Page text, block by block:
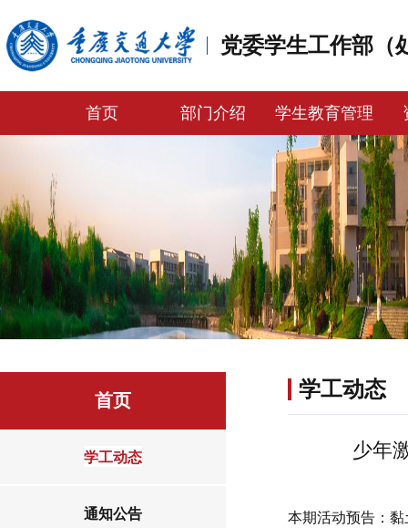
党委学生工作部（
首页 部门介绍 学生教育管理
首页
学工动态
通知公告
学工动态
少年
本期活动预告 ：